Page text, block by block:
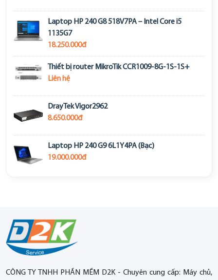
Laptop HP 240 G8 518V7PA – Intel Core i5
1135G7
18.250.000đ
Thiết bị router MikroTik CCR1009-8G-1S-1S+
Liên hệ
DrayTek Vigor2962
8.650.000đ
Laptop HP 240 G9 6L1Y4PA (Bạc)
19.000.000đ
CÔNG TY TNHH PHẦN MỀM D2K - Chuyên cung cấp: Máy chủ,